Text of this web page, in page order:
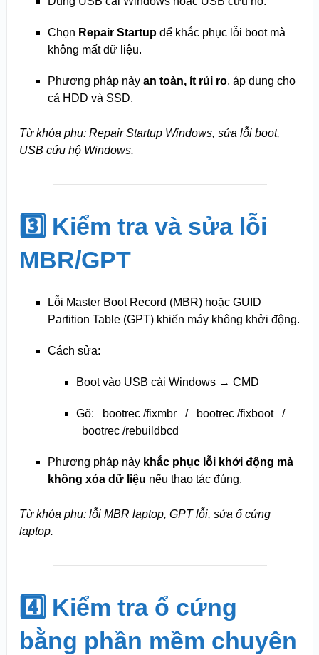
Chọn Repair Startupđể khắc phục lỗi boot mà
không mất dữ liệu.
Phương pháp này an toàn, ít rủi ro, áp dụng cho
cả HDD và SSD.
Từ khóa phụ: Repair Startup Windows, sửa lỗi boot,
USB cứu hộ Windows.
3️⃣ Kiểm tra và sửa lỗi
MBR/GPT
Lỗi Master Boot Record (MBR) hoặc GUID
Partition Table (GPT) khiến máy không khởi động.
Cách sửa:
Boot vào USB cài Windows → CMD
Gõ: bootrec /fixmbr / bootrec /fixboot
/
bootrec /rebuildbcd
Phương pháp này khắc phục lỗi khởi động mà
không xóa dữ liệu nếu thao tác đúng.
Từ khóa phụ: lỗi MBR laptop, GPT lỗi, sửa ổ cứng
laptop.
4️⃣ Kiểm tra ổ cứng
bằng phần mềm chuyên